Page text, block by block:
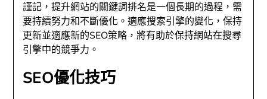
謹記，提升網站的關鍵詞排名是一個長期的過程，需
要持續努力和不斷優化。適應搜索引擎的變化，保持
更新並適應新的SEO策略，將有助於保持網站在搜尋
引擎中的競爭力。
SEO優化技巧